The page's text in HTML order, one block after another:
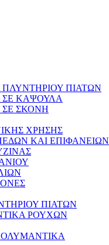
ΠΙΑΤΩΝ
ΚΑΨΟΥΛΑ
ΣΚΟΝΗ
ΧΡΗΣΗΣ
ΚΑΙ ΕΠΙΦΑΝΕΙΩΝ
ΠΙΑΤΩΝ
ΡΟΥΧΩΝ